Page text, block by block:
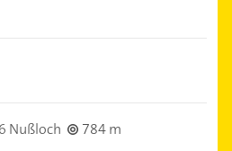
Nußloch
784 m